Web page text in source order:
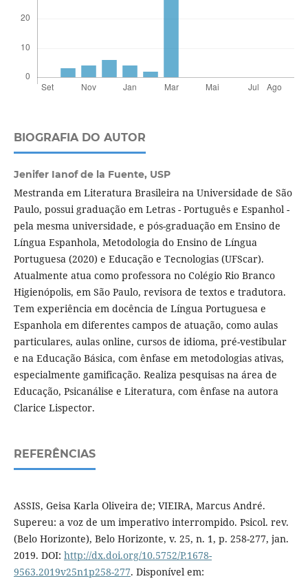
BIOGRAFIA DO AUTOR
Jenifer Ianof de la Fuente, USP
Mestranda em Literatura Brasileira na Universidade de São
Paulo, possui graduação em Letras - Português e Espanhol -
pela mesma universidade, e pós-graduação em Ensino de
Língua Espanhola, Metodologia do Ensino de Língua
Portuguesa (2020) e Educação e Tecnologias (UFScar).
Atualmente atua como professora no Colégio Rio Branco
Higienópolis, em São Paulo, revisora de textos e tradutora.
Tem experiência em docência de Língua Portuguesa e
Espanhola em diferentes campos de atuação, como aulas
particulares, aulas online, cursos de idioma, pré-vestibular
e na Educação Básica, com ênfase em metodologias ativas,
especialmente gamificação. Realiza pesquisas na área de
Educação, Psicanálise e Literatura, com ênfase na autora
Clarice Lispector.
REFERÊNCIAS
ASSIS, Geisa Karla Oliveira de; VIEIRA, Marcus André.
Supereu: a voz de um imperativo interrompido. Psicol. rev.
(Belo Horizonte), Belo Horizonte, v. 25, n. 1, p. 258-277, jan.
2019. DOI: http://dx.doi.org/10.5752/P.1678-
9563.2019v25n1p258-277. Disponível em: